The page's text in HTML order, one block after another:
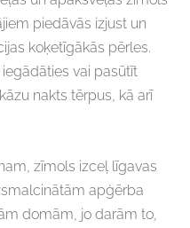
piedāvās izjust un
koķetīgākās pērles.
vai pasūtīt
nakts tērpus, kā arī
zīmols izceļ līgavas
apģērba
domām, jo darām to,